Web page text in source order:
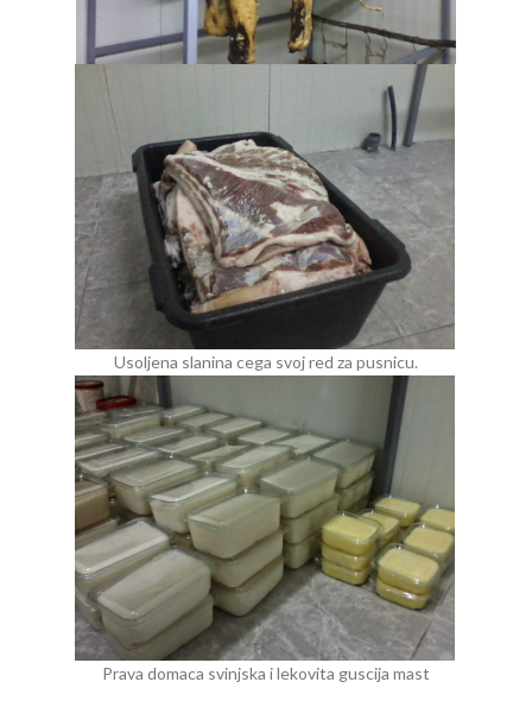
Usoljena slanina cega svoj red za pusnicu.
Prava domaca svinjska i lekovita guscija mast